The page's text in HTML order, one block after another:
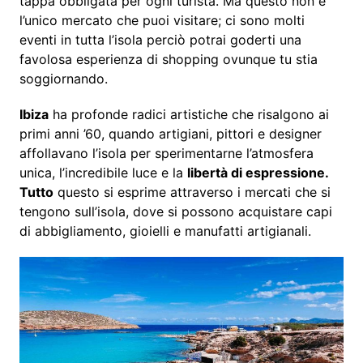
l’unico mercato che puoi visitare; ci sono molti
eventi in tutta l’isola perciò potrai goderti una
favolosa esperienza di shopping ovunque tu stia
soggiornando.
Ibizaha profonde radici artistiche che risalgono ai
primi anni ’60, quando artigiani, pittori e designer
affollavano l’isola per sperimentarne l’atmosfera
unica, l’incredibile luce e la libertà di espressione.
Tuttoquesto si esprime attraverso i mercati che si
tengono sull’isola, dove si possono acquistare capi
di abbigliamento, gioielli e manufatti artigianali.